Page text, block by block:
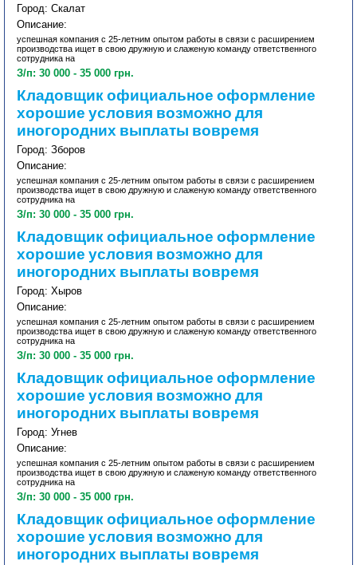
Город: Скалат
Описание:
успешная компания с 25-летним опытом работы в связи с расширением
производства ищет в свою дружную и слаженую команду ответственного
сотрудника на
З/п: 30 000 - 35 000 грн.
Кладовщик официальное оформление
хорошие условия возможно для
иногородних выплаты вовремя
Город: Зборов
Описание:
успешная компания с 25-летним опытом работы в связи с расширением
производства ищет в свою дружную и слаженую команду ответственного
сотрудника на
З/п: 30 000 - 35 000 грн.
Кладовщик официальное оформление
хорошие условия возможно для
иногородних выплаты вовремя
Город: Хыров
Описание:
успешная компания с 25-летним опытом работы в связи с расширением
производства ищет в свою дружную и слаженую команду ответственного
сотрудника на
З/п: 30 000 - 35 000 грн.
Кладовщик официальное оформление
хорошие условия возможно для
иногородних выплаты вовремя
Город: Угнев
Описание:
успешная компания с 25-летним опытом работы в связи с расширением
производства ищет в свою дружную и слаженую команду ответственного
сотрудника на
З/п: 30 000 - 35 000 грн.
Кладовщик официальное оформление
хорошие условия возможно для
иногородних выплаты вовремя